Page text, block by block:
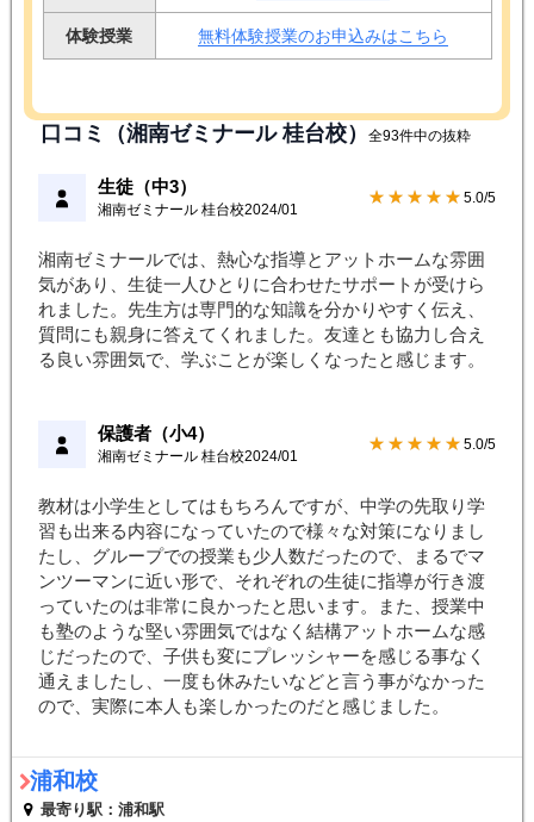
体験授業 無料体験授業のお申込みはこちら
口コミ（湘南ゼミナール 桂台校） 全93件中の抜粋
生徒（中3）
湘南ゼミナール 桂台校2024/01
★★★★★ 5.0/5
湘南ゼミナールでは、熱心な指導とアットホームな雰囲
気があり、生徒一人ひとりに合わせたサポートが受けら
れました。先生方は専門的な知識を分かりやすく伝え、
質問にも親身に答えてくれました。友達とも協力し合え
る良い雰囲気で、学ぶことが楽しくなったと感じます。
保護者（小4）
湘南ゼミナール 桂台校2024/01
★★★★★ 5.0/5
教材は小学生としてはもちろんですが、中学の先取り学
習も出来る内容になっていたので様々な対策になりまし
たし、グループでの授業も少人数だったので、まるでマ
ンツーマンに近い形で、それぞれの生徒に指導が行き渡
っていたのは非常に良かったと思います。また、授業中
も塾のような堅い雰囲気ではなく結構アットホームな感
じだったので、子供も変にプレッシャーを感じる事なく
通えましたし、一度も休みたいなどと言う事がなかった
ので、実際に本人も楽しかったのだと感じました。
浦和校
最寄り駅：浦和駅